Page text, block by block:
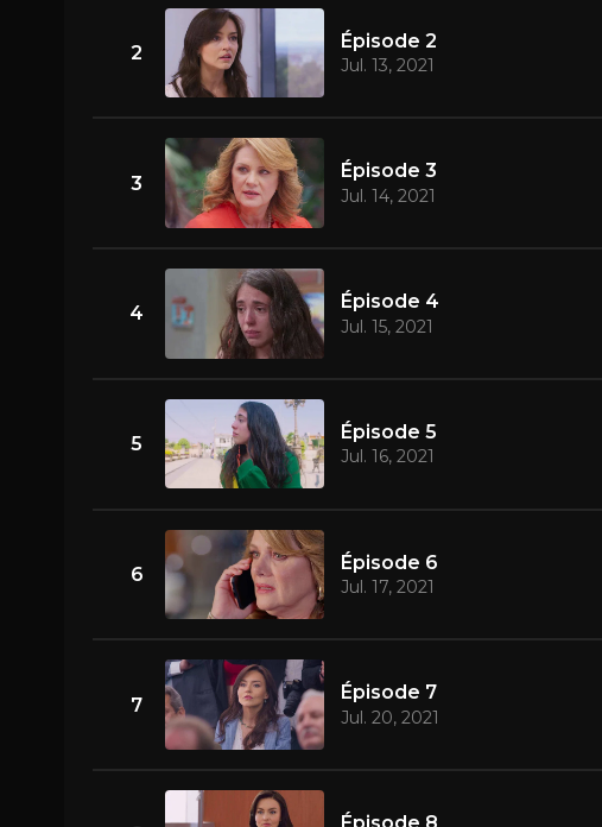
2
Épisode 2
Jul. 13, 2021
3
Épisode 3
Jul. 14, 2021
4
Épisode 4
Jul. 15, 2021
5
Épisode 5
Jul. 16, 2021
6
Épisode 6
Jul. 17, 2021
7
Épisode 7
Jul. 20, 2021